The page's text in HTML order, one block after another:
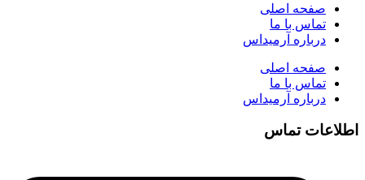
صفحه اصلی
تماس با ما
درباره آرمیداس
صفحه اصلی
تماس با ما
درباره آرمیداس
اطلاعات تماس